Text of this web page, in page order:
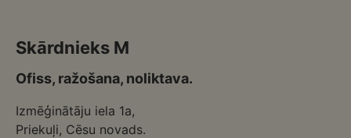
Skārdnieks M
Ofiss, ražošana, noliktava.
Izmēģinātāju iela 1a,
Priekuļi, Cēsu novads.